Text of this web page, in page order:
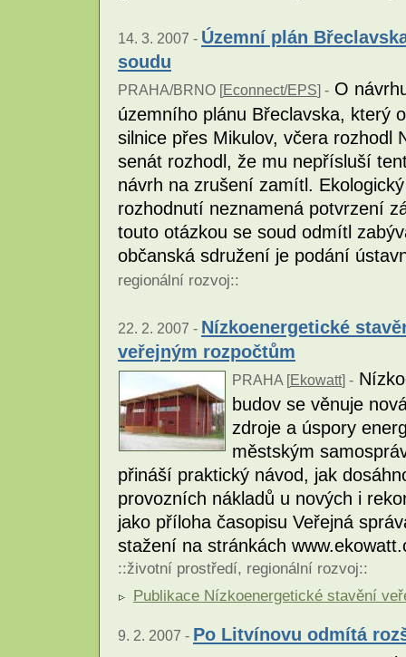
14. 3. 2007 - Územní plán
soudu
PRAHA/BRNO [Econnect/EPS] - O
územního plánu Břeclavska, který
silnice přes Mikulov, včera rozhodl
senát rozhodl, že mu nepřísluší
návrh na zrušení zamítl.
rozhodnutí neznamená potvrzení
touto otázkou se soud odmítl
občanská sdružení je podání
regionální rozvoj::
22. 2. 2007 - Nízkoenergetické
veřejným rozpočtům
PRAHA [Ekowatt] -
budov se věnuje
zdroje a úspory
městským
přináší praktický návod, jak
provozních nákladů u nových i
jako příloha časopisu Veřejná
stažení na stránkách
::životní prostředí, regionální rozvoj::
Publikace Nízkoenergetické stavění
9. 2. 2007 - Po Litvínovu odmítá